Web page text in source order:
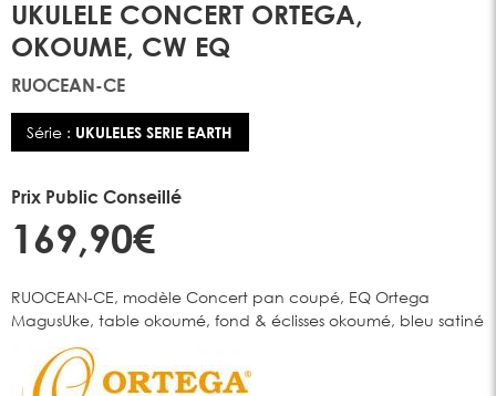
UKULELE CONCERT ORTEGA,
OKOUME, CW EQ
RUOCEAN-CE
Série : UKULELES SERIE EARTH
Prix Public Conseillé
169,90€
RUOCEAN-CE, modèle Concert pan coupé, EQ Ortega
MagusUke, table okoumé, fond & éclisses okoumé, bleu satiné